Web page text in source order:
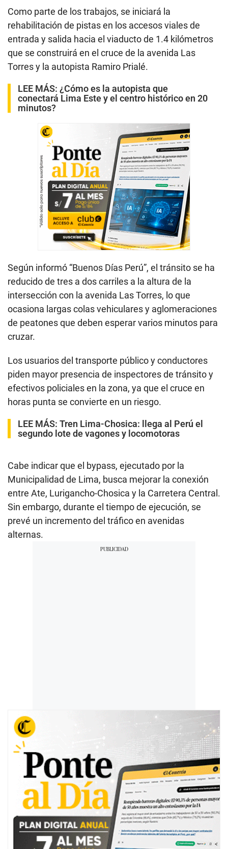
Como parte de los trabajos, se iniciará la
rehabilitación de pistas en los accesos viales de
entrada y salida hacia el viaducto de 1.4 kilómetros
que se construirá en el cruce de la avenida Las
Torres y la autopista Ramiro Prialé.
LEE MÁS: ¿Cómo es la autopista que
conectará Lima Este y el centro histórico en 20
minutos?
Según informó “Buenos Días Perú”, el tránsito se ha
reducido de tres a dos carriles a la altura de la
intersección con la avenida Las Torres, lo que
ocasiona largas colas vehiculares y aglomeraciones
de peatones que deben esperar varios minutos para
cruzar.
Los usuarios del transporte público y conductores
piden mayor presencia de inspectores de tránsito y
efectivos policiales en la zona, ya que el cruce en
horas punta se convierte en un riesgo.
LEE MÁS: Tren Lima-Chosica: llega al Perú el
segundo lote de vagones y locomotoras
Cabe indicar que el bypass, ejecutado por la
Municipalidad de Lima, busca mejorar la conexión
entre Ate, Lurigancho-Chosica y la Carretera Central.
Sin embargo, durante el tiempo de ejecución, se
prevé un incremento del tráfico en avenidas
alternas.